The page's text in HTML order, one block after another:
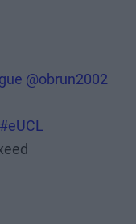
@obrun2002
#eUCL